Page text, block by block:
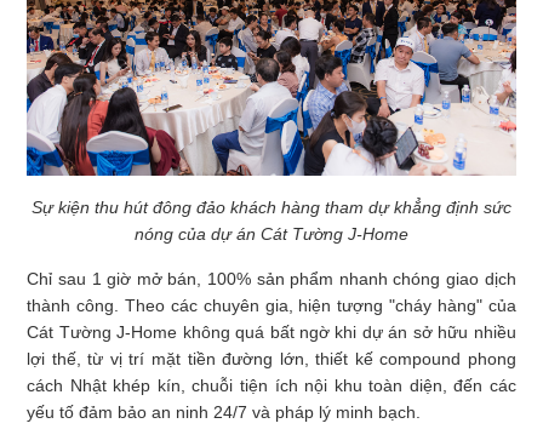
Sự kiện thu hút đông đảo khách hàng tham dự khẳng định sức
nóng của dự án Cát Tường J-Home
Chỉ sau 1 giờ mở bán, 100% sản phẩm nhanh chóng giao dịch
thành công. Theo các chuyên gia, hiện tượng "cháy hàng" của
Cát Tường J-Home không quá bất ngờ khi dự án sở hữu nhiều
lợi thế, từ vị trí mặt tiền đường lớn, thiết kế compound phong
cách Nhật khép kín, chuỗi tiện ích nội khu toàn diện, đến các
yếu tố đảm bảo an ninh 24/7 và pháp lý minh bạch.